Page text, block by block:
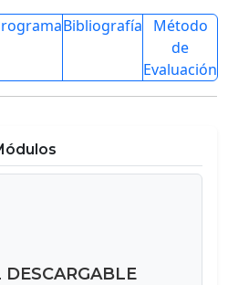
Bibliografía
Método
de
Evaluación
DESCARGABLE